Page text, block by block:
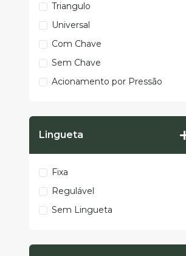
Triangulo
Universal
Com Chave
Sem Chave
Acionamento por Pressão
Lingueta
Fixa
Regulável
Sem Lingueta